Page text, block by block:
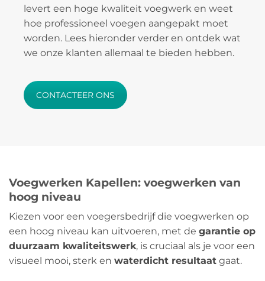
levert een hoge kwaliteit voegwerk en weet
hoe professioneel voegen aangepakt moet
worden. Lees hieronder verder en ontdek wat
we onze klanten allemaal te bieden hebben.
CONTACTEER ONS
Voegwerken Kapellen: voegwerken van
hoog niveau
Kiezen voor een voegersbedrijf die voegwerken op
een hoog niveau kan uitvoeren, met de garantie op
duurzaam kwaliteitswerk, is cruciaal als je voor een
visueel mooi, sterk en waterdicht resultaat gaat.